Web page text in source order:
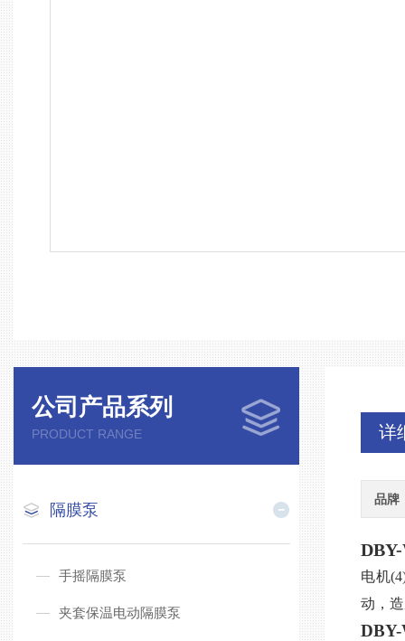
公司产品系列
PRODUCT RANGE
隔膜泵
手摇隔膜泵
夹套保温电动隔膜泵
详
品牌
DBY
电机
动，